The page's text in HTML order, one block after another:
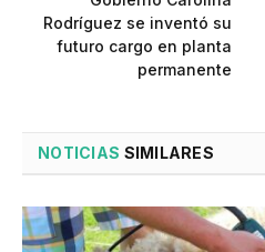
Rodríguez se inventó su
futuro cargo en planta
permanente
NOTICIAS SIMILARES